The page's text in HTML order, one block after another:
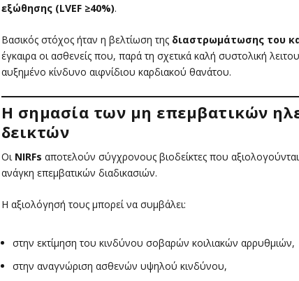
εξώθησης (LVEF ≥40%).
Βασικός στόχος ήταν η βελτίωση της διαστρωμάτωσης του
έγκαιρα οι ασθενείς που, παρά τη σχετικά καλή συστολική
αυξημένο κίνδυνο αιφνίδιου καρδιακού θανάτου.
Η σημασία των μη επεμβατικών
δεικτών
Οι NIRFs αποτελούν σύγχρονους βιοδείκτες που
ανάγκη επεμβατικών διαδικασιών.
Η αξιολόγησή τους μπορεί να συμβάλει:
στην εκτίμηση του κινδύνου σοβαρών κοιλιακών αρρυθμιών,
στην αναγνώριση ασθενών υψηλού κινδύνου,